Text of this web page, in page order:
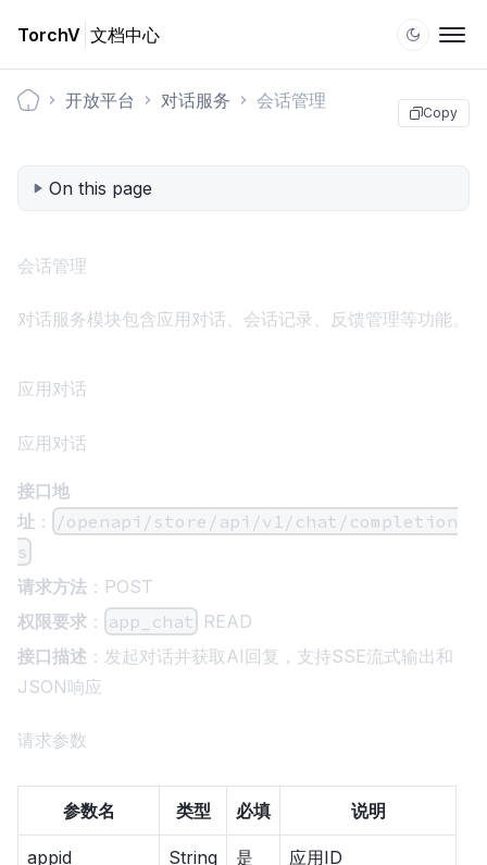
TorchV 文档中心
开放平台 对话服务 会话管理
Copy
On this page
会话管理
对话服务模块包含应用对话、会话记录、反馈管理等功能。
应用对话
应用对话
接口地
址 ：
/openapi/store/api/v1/chat/completion
s
请求方法 ：POST
权限要求 ： app_chat READ
接口描述 ：发起对话并获取AI回复，支持SSE流式输出和
JSON响应
请求参数
参数名 类型 必填 说明
appid String 是 应用ID